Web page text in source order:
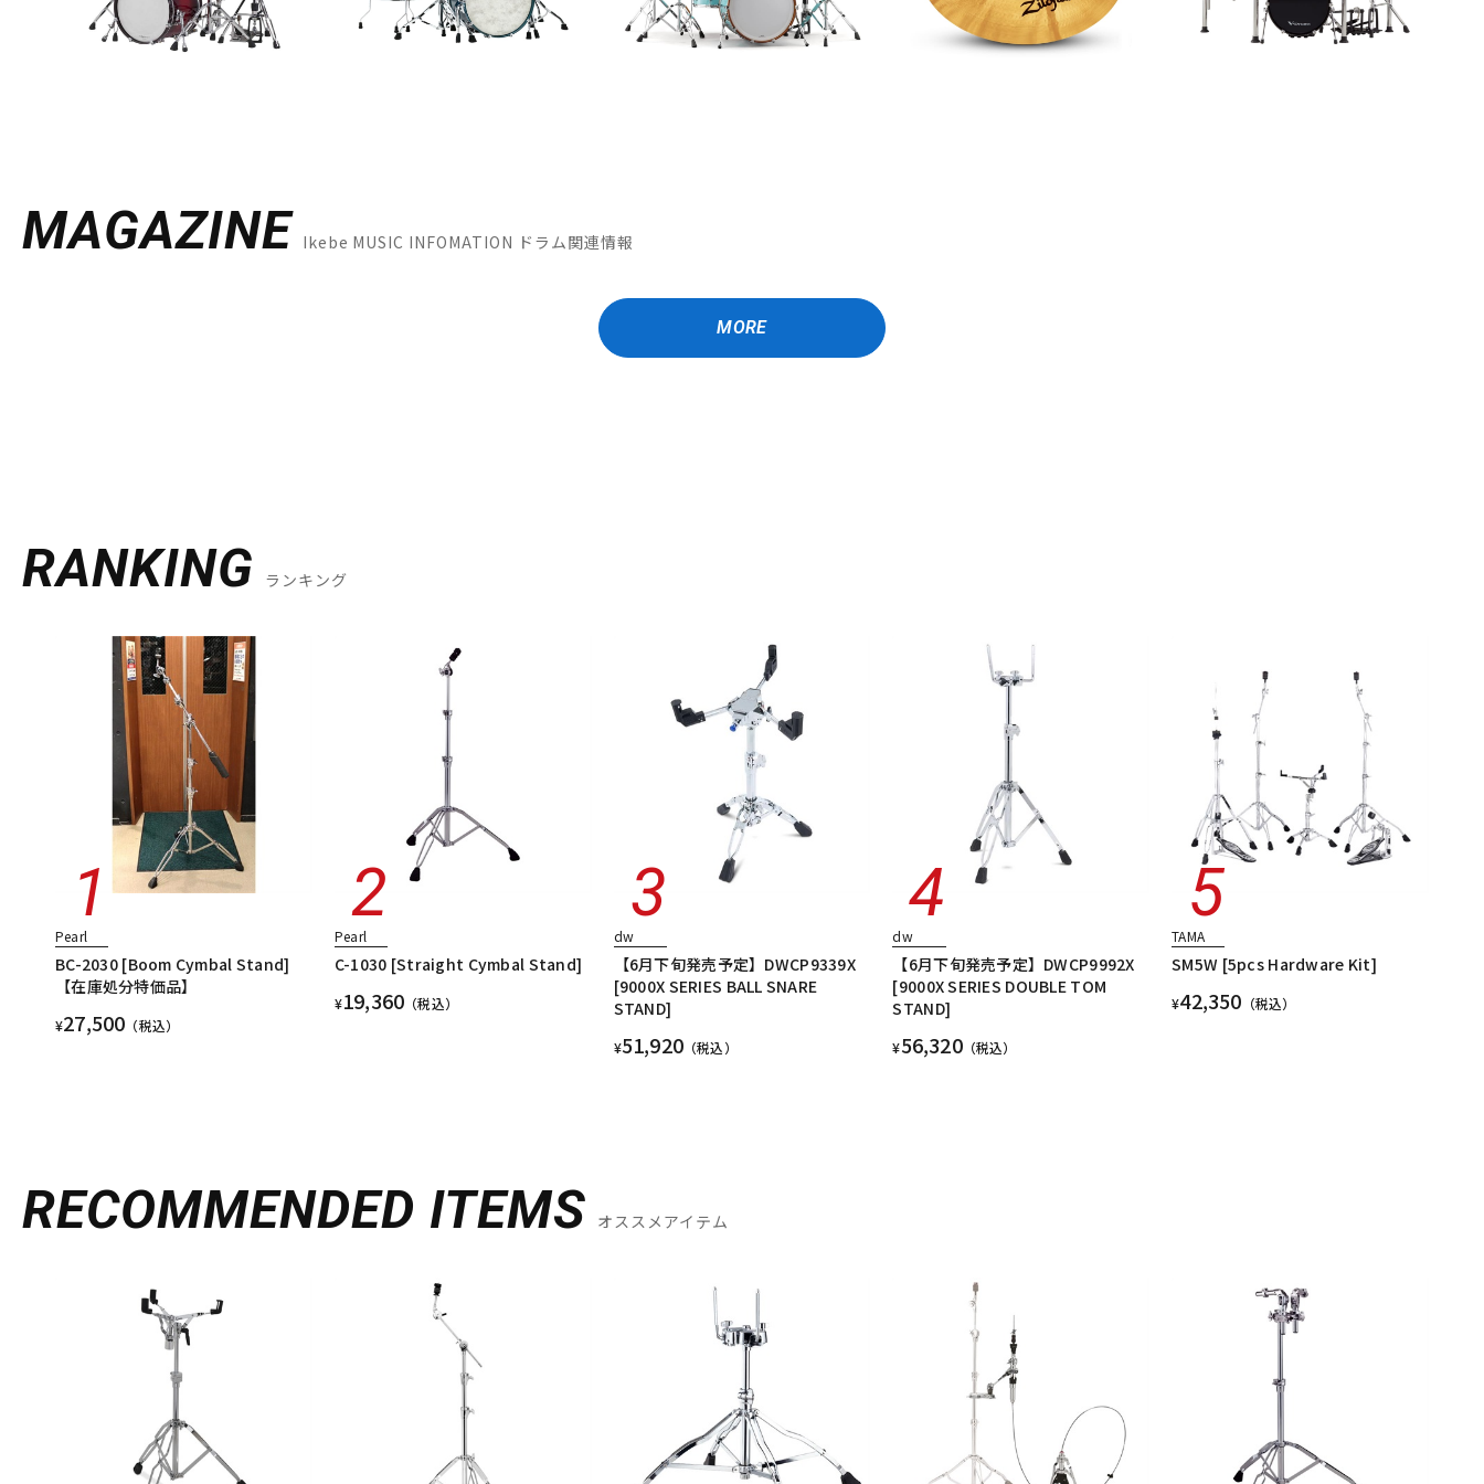
MAGAZINE Ikebe MUSIC INFOMATION ドラム関連情報
MORE
RANKING ランキング
Pearl
BC-2030 [Boom Cymbal Stand]
【在庫処分特価品】
¥27,500 （税込）
Pearl
C-1030 [Straight Cymbal Stand]
¥19,360 （税込）
dw
【6月下旬発売予定】DWCP9339X
[9000X SERIES BALL SNARE
STAND]
¥51,920 （税込）
dw
【6月下旬発売予定】DWCP9992X
[9000X SERIES DOUBLE TOM
STAND]
¥56,320（税込）
TAMA
SM5W [5pcs Hardware Kit]
¥42,350 （税込）
RECOMMENDED ITEMS オススメアイテム